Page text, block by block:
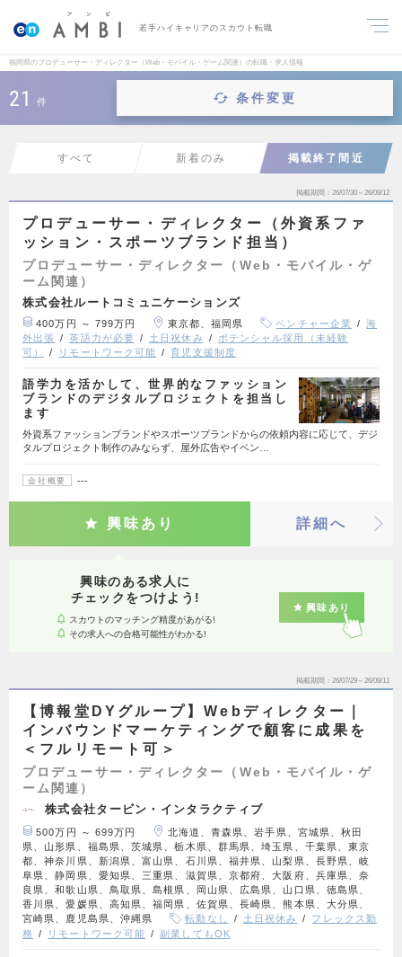
若手ハイキャリアのスカウト転職
福岡県のプロデューサー・ディレクター（Web・モバイル・ゲーム関連）の転職・求人情報
21 件 条件変更
すべて 新着のみ 掲載終了間近
掲載期間 26/07/30～26/08/12
プロデューサー・ディレクター（外資系ファ
ッション・スポーツブランド担当）
プロデューサー・ディレクター（Web・モバイル・ゲ
ーム関連）
株式会社ルートコミュニケーションズ
400万円 ～ 799万円 東京都、福岡県 ベンチャー企業
海
外出張
英語力が必要 土日祝休み
ポテンシャル採用（未経験
可）
リモートワーク可能 育児支援制度
語学力を活かして、世界的なファッション
ブランドのデジタルプロジェクトを担当し
ます
外資系ファッションブランドやスポーツブランドからの依頼内容に応じて、デジ
タルプロジェクト制作のみならず、屋外広告やイベン…
会社概要 ---
興味あり 詳細へ
興味のある求人に
チェックをつけよう!
スカウトのマッチング精度があがる!
その求人への合格可能性がわかる!
興味あり
掲載期間 26/07/29～26/08/11
【博報堂DYグループ】Webディレクター｜
インバウンドマーケティングで顧客に成果を
＜フルリモート可＞
プロデューサー・ディレクター（Web・モバイル・ゲ
ーム関連）
株式会社タービン・インタラクティブ
500万円 ～ 699万円
北海道、青森県、岩手県、宮城県、秋田
県、山形県、福島県、茨城県、栃木県、群馬県、埼玉県、千葉県、東京
都、神奈川県、新潟県、富山県、石川県、福井県、山梨県、長野県、岐
阜県、静岡県、愛知県、三重県、滋賀県、京都府、大阪府、兵庫県、奈
良県、和歌山県、鳥取県、島根県、岡山県、広島県、山口県、徳島県、
香川県、愛媛県、高知県、福岡県、佐賀県、長崎県、熊本県、大分県、
宮崎県、鹿児島県、沖縄県
転勤なし 土日祝休み
フレックス勤
務
リモートワーク可能 副業してもOK